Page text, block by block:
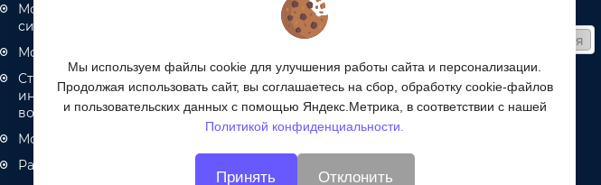
Монтаж структурированных кабельных
систем
Монтаж оптических кабелей связи
Строительство инженерной
инфраструктуры связи, энергетики,
водоотведения
Монтаж кабелей связи и энергетики
Разное
Получайте только полезные статьи!
Подписаться
Согласен на обработку персональных данных
Мы в соцсетях:
Мы используем файлы cookie для улучшения работы сайта и персонализации.
Продолжая использовать сайт, вы соглашаетесь на сбор, обработку cookie-файлов
и пользовательских данных с помощью Яндекс.Метрика, в соответствии с нашей
Политикой конфиденциальности.
Принять Отклонить